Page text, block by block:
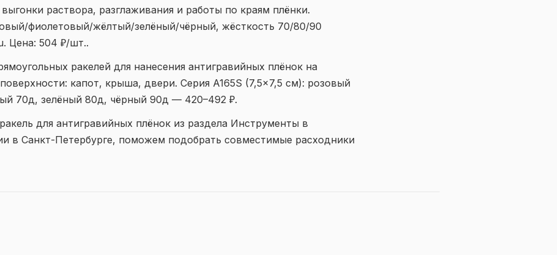
раствора, разглаживания и работы по краям плёнки.
фиолетовый/жёлтый/зелёный/чёрный, жёсткость 70/80/90
Цена: 504 ₽/шт..
ракелей для нанесения антигравийных плёнок на
капот, крыша, двери. Серия A165S (7,5×7,5 см): розовый
70д, зелёный 80д, чёрный 90д — 420–492 ₽.
для антигравийных плёнок из раздела Инструменты в
в Санкт-Петербурге, поможем подобрать совместимые расходники